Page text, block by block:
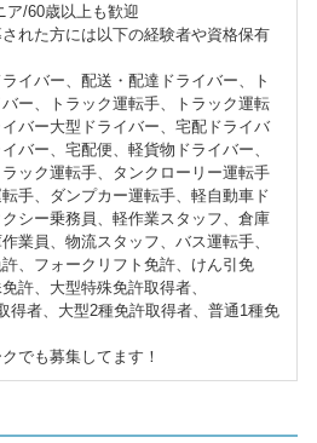
/60歳以上も歓迎
れた方には以下の経験者や資格保有
イバー、配送・配達ドライバー、ト
ー、トラック運転手、トラック運転
バー大型ドライバー、宅配ドライバ
バー、宅配便、軽貨物ドライバー、
ラック運転手、タンクローリー運転手
転手、ダンプカー運転手、軽自動車ド
シー乗務員、軽作業スタッフ、倉庫
業員、物流スタッフ、バス運転手、
、フォークリフト免許、けん引免
許、大型特殊免許取得者、
得者、大型2種免許取得者、普通1種免
でも募集してます！